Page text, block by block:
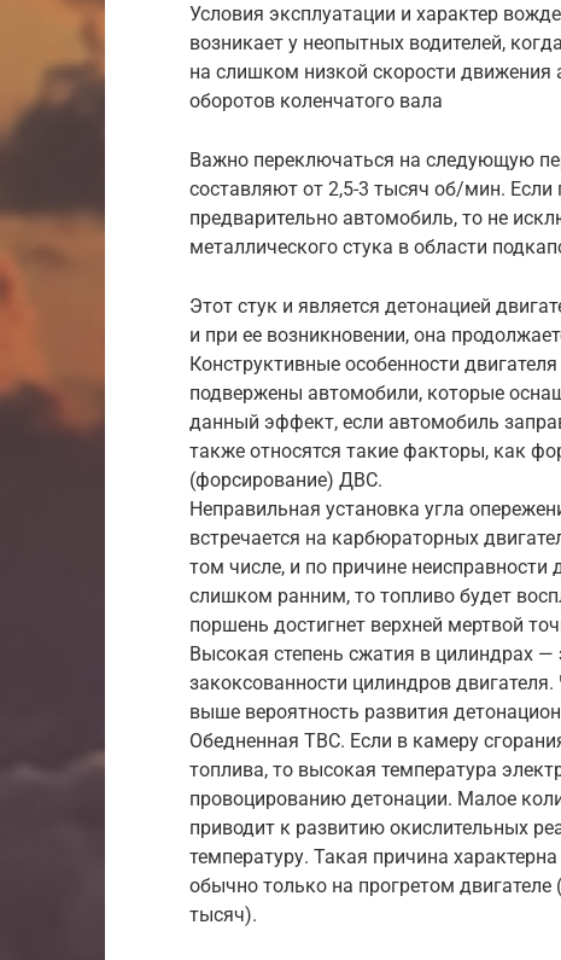
Условия эксплуатации и характер
возникает у неопытных водителей,
на слишком низкой скорости движения
оборотов коленчатого вала
Важно переключаться на следующую
составляют от 2,5-3 тысяч об/мин.
предварительно автомобиль, то не
металлического стука в области
Этот стук и является детонацией
и при ее возникновении, она
Конструктивные особенности
подвержены автомобили, которые
данный эффект, если автомобиль
также относятся такие факторы, как
(форсирование) ДВС.
Неправильная установка угла
встречается на карбюраторных
том числе, и по причине
слишком ранним, то топливо будет
поршень достигнет верхней мертвой
Высокая степень сжатия в цилиндрах —
закоксованности цилиндров
выше вероятность развития
Обедненная ТВС. Если в камеру
топлива, то высокая температура
провоцированию детонации. Малое
приводит к развитию окислительных
температуру. Такая причина
обычно только на прогретом
тысяч).